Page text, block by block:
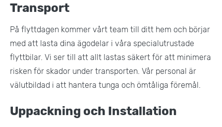
Transport
På flyttdagen kommer vårt team till ditt hem och börjar
med att lasta dina ägodelar i våra specialutrustade
flyttbilar. Vi ser till att allt lastas säkert för att minimera
risken för skador under transporten. Vår personal är
välutbildad i att hantera tunga och ömtåliga föremål.
Uppackning och Installation